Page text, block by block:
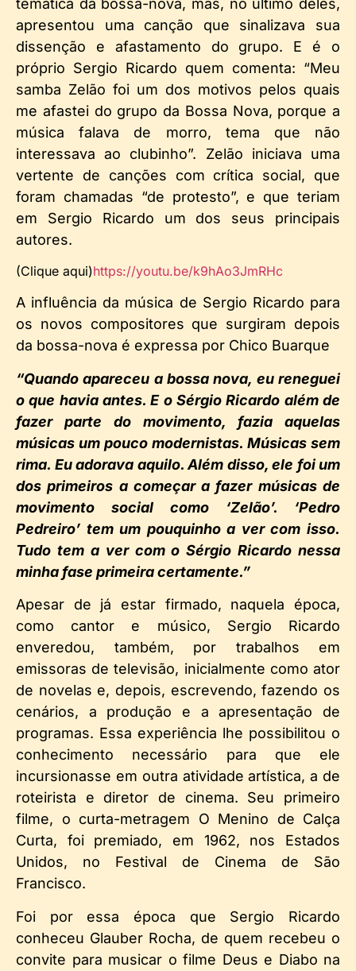
apresentou uma canção que sinalizava sua
dissenção e afastamento do grupo. E é o
próprio Sergio Ricardo quem comenta: “Meu
samba Zelão foi um dos motivos pelos quais
me afastei do grupo da Bossa Nova, porque a
música falava de morro, tema que não
interessava ao clubinho”. Zelão iniciava uma
vertente de canções com crítica social, que
foram chamadas “de protesto”, e que teriam
em Sergio Ricardo um dos seus principais
autores.
(Clique aqui)https://youtu.be/k9hAo3JmRHc
A influência da música de Sergio Ricardo para
os novos compositores que surgiram depois
da bossa-nova é expressa por Chico Buarque
“Quando apareceu a bossa nova, eu reneguei
o que havia antes. E o Sérgio Ricardo além de
fazer parte do movimento, fazia aquelas
músicas um pouco modernistas. Músicas sem
rima. Eu adorava aquilo. Além disso, ele foi um
dos primeiros a começar a fazer músicas de
movimento social como ‘Zelão’. ‘Pedro
Pedreiro’ tem um pouquinho a ver com isso.
Tudo tem a ver com o Sérgio Ricardo nessa
minha fase primeira certamente.”
Apesar de já estar firmado, naquela época,
como cantor e músico, Sergio Ricardo
enveredou, também, por trabalhos em
emissoras de televisão, inicialmente como ator
de novelas e, depois, escrevendo, fazendo os
cenários, a produção e a apresentação de
programas. Essa experiência lhe possibilitou o
conhecimento necessário para que ele
incursionasse em outra atividade artística, a de
roteirista e diretor de cinema. Seu primeiro
filme, o curta-metragem O Menino de Calça
Curta, foi premiado, em 1962, nos Estados
Unidos, no Festival de Cinema de São
Francisco.
Foi por essa época que Sergio Ricardo
conheceu Glauber Rocha, de quem recebeu o
convite para musicar o filme Deus e Diabo na